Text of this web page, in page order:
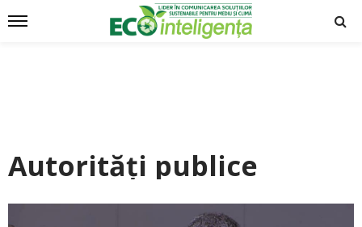
Autorități publice